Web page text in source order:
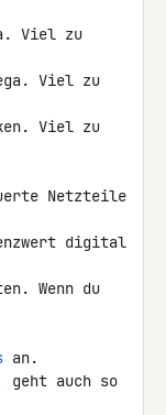
Viel zu
Viel zu
Viel zu
Netzteile
digital
Wenn du
an.
geht auch so